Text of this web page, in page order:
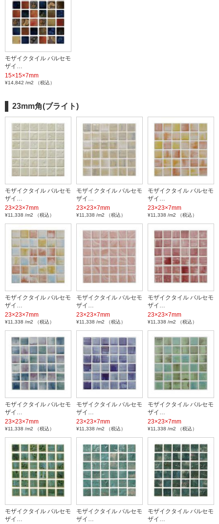
モザイクタイル バルセモ
ザイ…
15×15×7mm
¥14,842 /m2 （税込）
23mm角(ブライト)
モザイクタイル バルセモ
ザイ…
23×23×7mm
¥11,338 /m2 （税込）
モザイクタイル バルセモ
ザイ…
23×23×7mm
¥11,338 /m2 （税込）
モザイクタイル バルセモ
ザイ…
23×23×7mm
¥11,338 /m2 （税込）
モザイクタイル バルセモ
ザイ…
23×23×7mm
¥11,338 /m2 （税込）
モザイクタイル バルセモ
ザイ…
23×23×7mm
¥11,338 /m2 （税込）
モザイクタイル バルセモ
ザイ…
23×23×7mm
¥11,338 /m2 （税込）
モザイクタイル バルセモ
ザイ…
23×23×7mm
¥11,338 /m2 （税込）
モザイクタイル バルセモ
ザイ…
23×23×7mm
¥11,338 /m2 （税込）
モザイクタイル バルセモ
ザイ…
23×23×7mm
¥11,338 /m2 （税込）
モザイクタイル バルセモ
ザイ…
モザイクタイル バルセモ
ザイ…
モザイクタイル バルセモ
ザイ…